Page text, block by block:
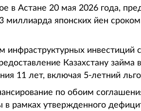
в Астане 20 мая 2026 года,
миллиарда японских йен
инфраструктурных инвестиций
Казахстану
11 лет, включая 5-летний
по обоим
в рамках утвержденного